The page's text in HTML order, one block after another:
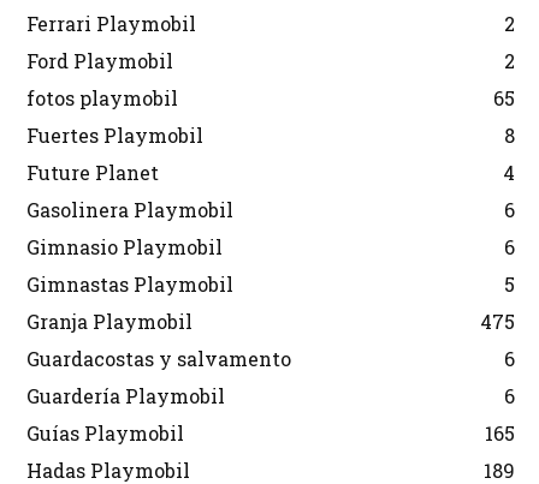
Ferrari Playmobil
2
Ford Playmobil
2
fotos playmobil
65
Fuertes Playmobil
8
Future Planet
4
Gasolinera Playmobil
6
Gimnasio Playmobil
6
Gimnastas Playmobil
5
Granja Playmobil
475
Guardacostas y salvamento
6
Guardería Playmobil
6
Guías Playmobil
165
Hadas Playmobil
189